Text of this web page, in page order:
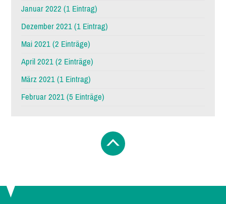
Januar 2022 (1 Eintrag)
Dezember 2021 (1 Eintrag)
Mai 2021 (2 Einträge)
April 2021 (2 Einträge)
März 2021 (1 Eintrag)
Februar 2021 (5 Einträge)